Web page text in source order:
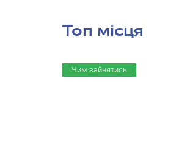
Топ місця
Чим зайнятись